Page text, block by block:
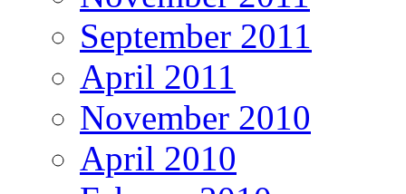
September 2011
April 2011
November 2010
April 2010